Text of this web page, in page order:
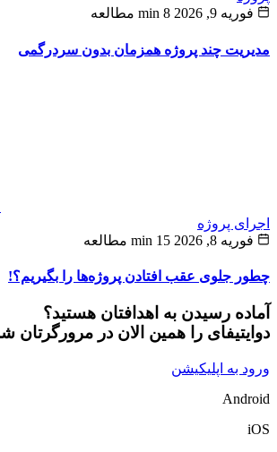
9, 2026
8 min مطالعه
چند پروژه همزمان بدون سردرگمی
پروژه
8, 2026
15 min مطالعه
جلوی عقب افتادن پروژه‌ها را بگیریم؟!
رسیدن به اهدافتان هستید؟
را همین الان در مرورگرتان شروع
به اپلیکیشن